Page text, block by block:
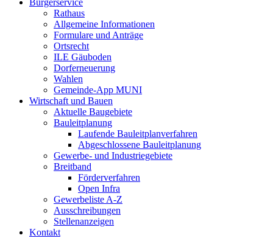
Bürgerservice
Rathaus
Allgemeine Informationen
Formulare und Anträge
Ortsrecht
ILE Gäuboden
Dorferneuerung
Wahlen
Gemeinde-App MUNI
Wirtschaft und Bauen
Aktuelle Baugebiete
Bauleitplanung
Laufende Bauleitplanverfahren
Abgeschlossene Bauleitplanung
Gewerbe- und Industriegebiete
Breitband
Förderverfahren
Open Infra
Gewerbeliste A-Z
Ausschreibungen
Stellenanzeigen
Kontakt